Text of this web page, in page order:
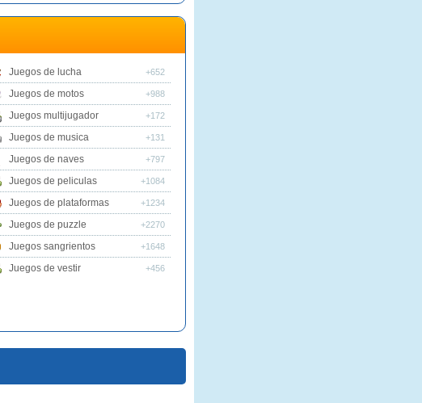
Juegos de lucha +652
Juegos de motos +988
Juegos multijugador +172
Juegos de musica +131
Juegos de naves +797
Juegos de peliculas +1084
Juegos de plataformas +1234
Juegos de puzzle +2270
Juegos sangrientos +1648
Juegos de vestir +456